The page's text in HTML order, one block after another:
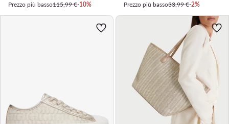
Prezzo più basso115,99 €-10%
Prezzo più basso33,99 €-2%